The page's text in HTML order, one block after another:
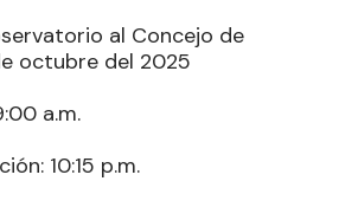
al Concejo de
octubre del 2025
a.m.
10:15 p.m.